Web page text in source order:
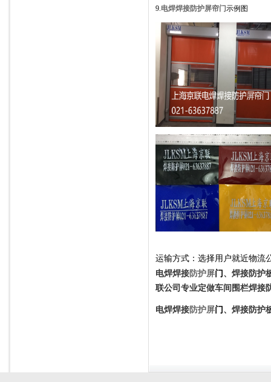
9.电焊焊接防护屏帘门示例图
运输方式：选择用户就近物流
电焊焊接防护屏门 、焊接防护
联公司专业定做车间围栏焊接
电焊焊接防护屏门 、焊接防护